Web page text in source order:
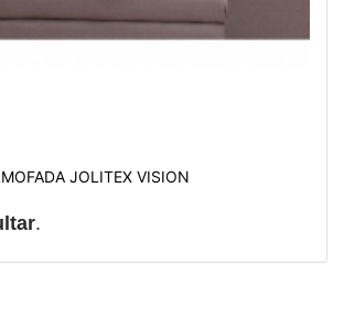
JOLITEX VISION
.